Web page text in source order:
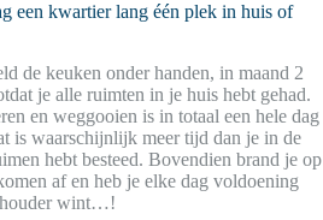
een kwartier lang één plek in huis of
de keuken onder handen, in maand 2
je alle ruimten in je huis hebt gehad.
en weggooien is in totaal een hele dag
is waarschijnlijk meer tijd dan je in de
hebt besteed. Bovendien brand je op
af en heb je elke dag voldoening
wint…!